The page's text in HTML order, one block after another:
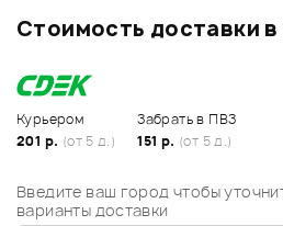
Стоимость доставки
Курьером
201 р. (от 5 д.)
Забрать в ПВЗ
151 р. (от 5 д.)
Введите ваш город чтобы
варианты доставки